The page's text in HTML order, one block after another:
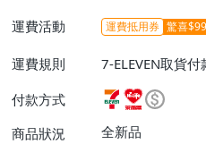
運費活動 運費抵用券 驚喜
運費規則
7-ELEVEN取貨
ELEVEN取貨不
或消費滿$1298
$1598免運費】
付款方式
商品狀況
全新品